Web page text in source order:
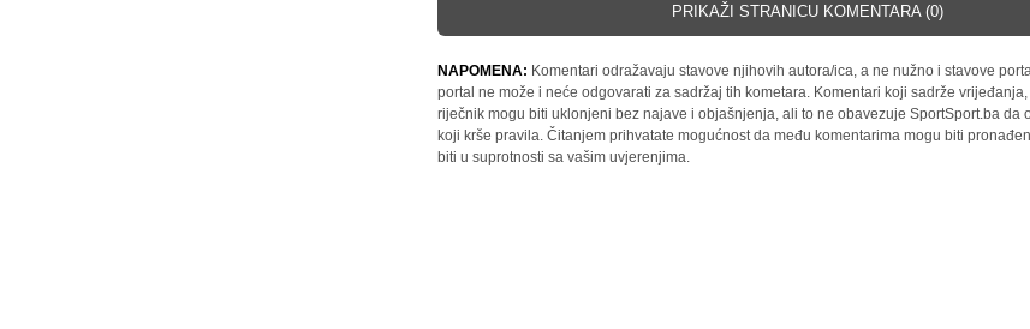
PRIKAŽI STRANICU KOMENTARA (0)
NAPOMENA: Komentari odražavaju stavove njihovih autora/ica, a ne nužno i stavove
portal ne može i neće odgovarati za sadržaj tih kometara. Komentari koji sadrže
riječnik mogu biti uklonjeni bez najave i objašnjenja, ali to ne obavezuje SportSport.ba da
koji krše pravila. Čitanjem prihvatate mogućnost da među komentarima mogu biti
biti u suprotnosti sa vašim uvjerenjima.